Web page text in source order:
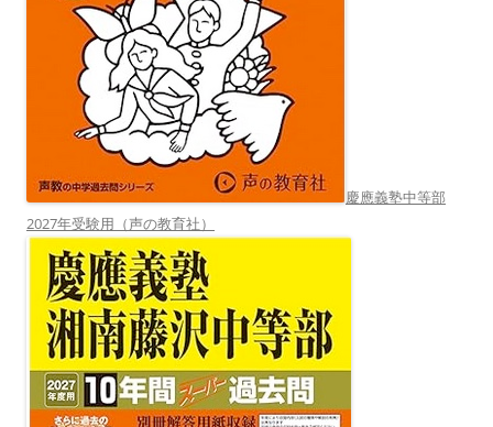
慶應義塾中等部
2027年受験用（声の教育社）